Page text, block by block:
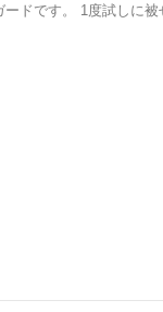
ドです。 1度試しに被